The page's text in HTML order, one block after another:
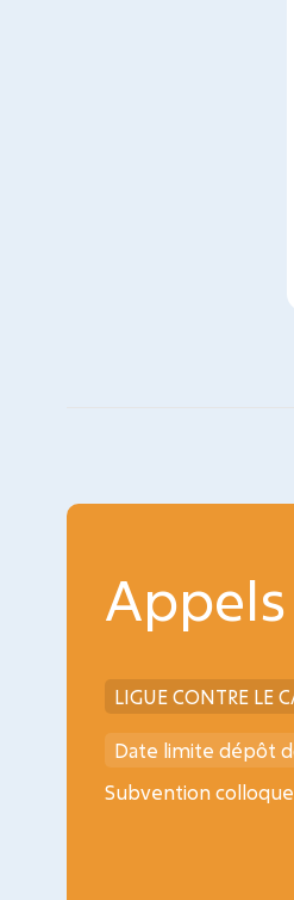
LIGUE CONTRE LE
Date limite dépôt
Subvention colloque